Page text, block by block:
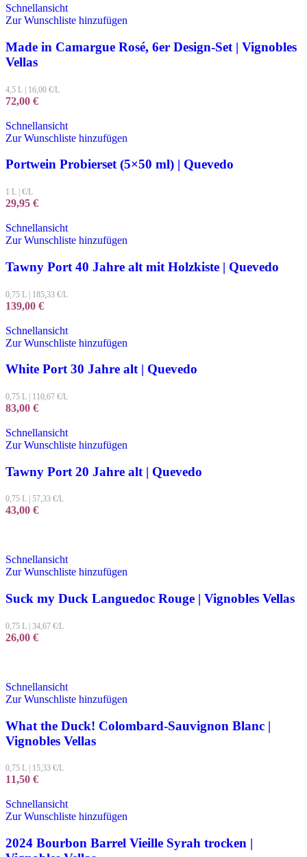
Schnellansicht
Zur Wunschliste hinzufügen
Made in Camargue Rosé, 6er Design-Set | Vignobles
Vellas
4,5 L | 16,00 €/L
72,00 €
Schnellansicht
Zur Wunschliste hinzufügen
Portwein Probierset (5×50 ml) | Quevedo
1 L €/L
29,95 €
Schnellansicht
Zur Wunschliste hinzufügen
Tawny Port 40 Jahre alt mit Holzkiste | Quevedo
0,75 L | 185,33 €/L
139,00 €
Schnellansicht
Zur Wunschliste hinzufügen
White Port 30 Jahre alt | Quevedo
0,75 L 110,67 €/L
83,00 €
Schnellansicht
Zur Wunschliste hinzufügen
Tawny Port 20 Jahre alt | Quevedo
0,75 L 57,33 €/L
43,00 €
Schnellansicht
Zur Wunschliste hinzufügen
Suck my Duck Languedoc Rouge | Vignobles Vellas
0,75 L 34,67 €/L
26,00 €
Schnellansicht
Zur Wunschliste hinzufügen
What the Duck! Colombard-Sauvignon Blanc |
Vignobles Vellas
0,75 L 15,33 €/L
11,50 €
Schnellansicht
Zur Wunschliste hinzufügen
2024 Bourbon Barrel Vieille Syrah trocken |